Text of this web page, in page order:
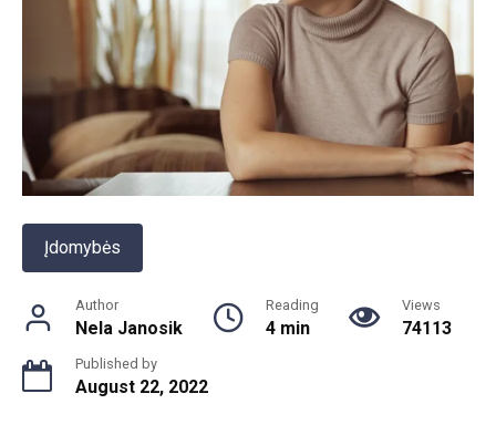
Įdomybės
Author
Nela Janosik
Reading
4 min
Views
74113
Published by
August 22, 2022